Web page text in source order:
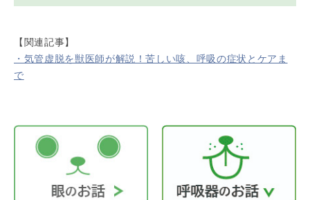
【関連記事】
・気管虚脱を獣医師が解説！苦しい咳、呼吸の症状とケアま
で